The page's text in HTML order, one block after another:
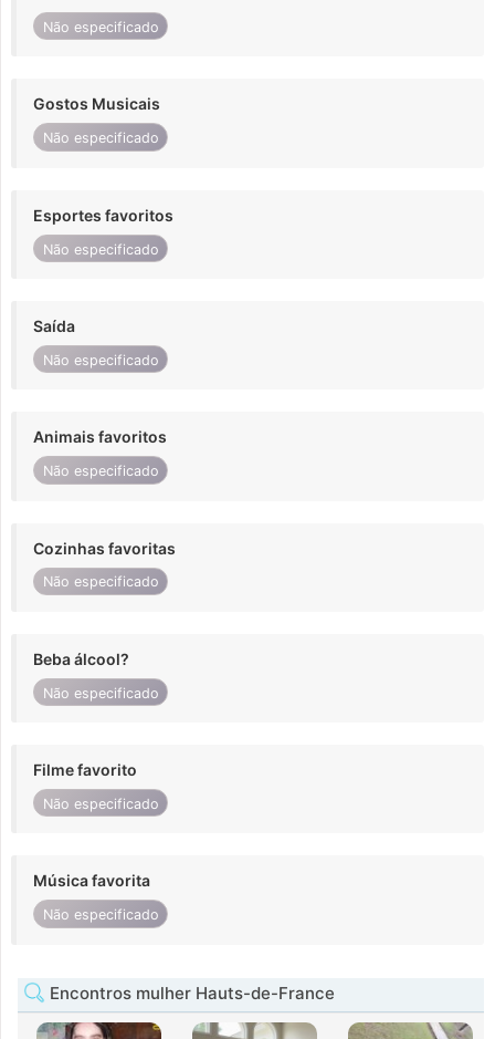
Não especificado
Gostos Musicais
Não especificado
Esportes favoritos
Não especificado
Saída
Não especificado
Animais favoritos
Não especificado
Cozinhas favoritas
Não especificado
Beba álcool?
Não especificado
Filme favorito
Não especificado
Música favorita
Não especificado
Encontros mulher Hauts-de-France